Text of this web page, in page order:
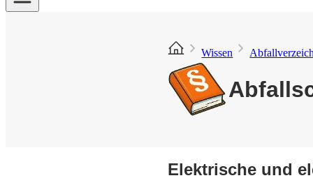
Wissen
Elektrische und